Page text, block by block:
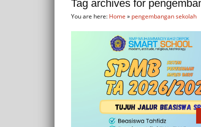
Tag archives for
You are here: Home » pengembangan sekolah